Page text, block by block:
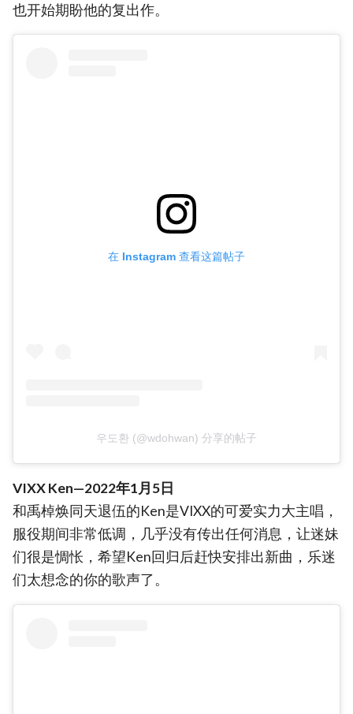
也开始期盼他的复出作。
在 Instagram 查看这篇帖子
우도환 (@wdohwan) 分享的帖子
VIXX Ken—2022年1月5日
和禹棹焕同天退伍的Ken是VIXX的可爱实力大主唱，
服役期间非常低调，几乎没有传出任何消息，让迷妹
们很是惆怅，希望Ken回归后赶快安排出新曲，乐迷
们太想念的你的歌声了。